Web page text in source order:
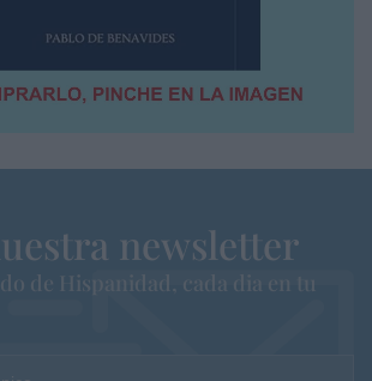
newsletter
de Hispanidad, cada dia en tu